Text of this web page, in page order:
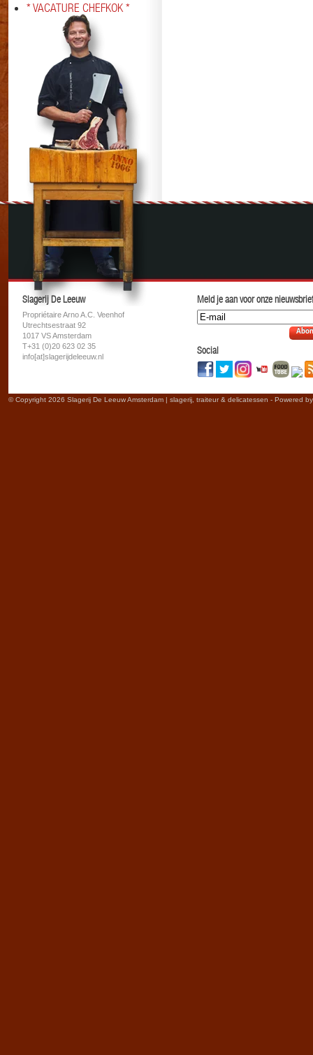
* VACATURE CHEFKOK *
Slagerij De Leeuw
Propriétaire Arno A.C. Veenhof
Utrechtsestraat 92
1017 VS Amsterdam
T+31 (0)20 623 02 35
info[at]slagerijdeleeuw.nl
Meld je aan voor onze
Social
© Copyright 2026 Slagerij De Leeuw Amsterdam | slagerij, traiteur & delicatessen - Powered